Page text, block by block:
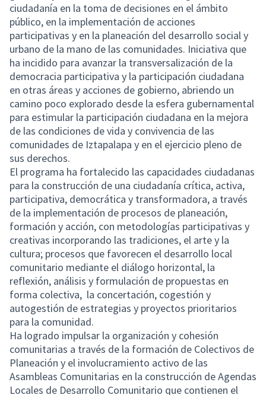
ciudadanía en la toma de decisiones en el ámbito
público, en la implementación de acciones
participativas y en la planeación del desarrollo social y
urbano de la mano de las comunidades. Iniciativa que
ha incidido para avanzar la transversalización de la
democracia participativa y la participación ciudadana
en otras áreas y acciones de gobierno, abriendo un
camino poco explorado desde la esfera gubernamental
para estimular la participación ciudadana en la mejora
de las condiciones de vida y convivencia de las
comunidades de Iztapalapa y en el ejercicio pleno de
sus derechos.
El programa ha fortalecido las capacidades ciudadanas
para la construcción de una ciudadanía crítica, activa,
participativa, democrática y transformadora, a través
de la implementación de procesos de planeación,
formación y acción, con metodologías participativas y
creativas incorporando las tradiciones, el arte y la
cultura; procesos que favorecen el desarrollo local
comunitario mediante el diálogo horizontal, la
reflexión, análisis y formulación de propuestas en
forma colectiva, la concertación, cogestión y
autogestión de estrategias y proyectos prioritarios
para la comunidad.
Ha logrado impulsar la organización y cohesión
comunitarias a través de la formación de Colectivos de
Planeación y el involucramiento activo de las
Asambleas Comunitarias en la construcción de Agendas
Locales de Desarrollo Comunitario que contienen el